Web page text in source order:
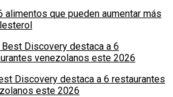
alimentos que pueden aumentar más
Discovery destaca a 6 restaurantes
este 2026